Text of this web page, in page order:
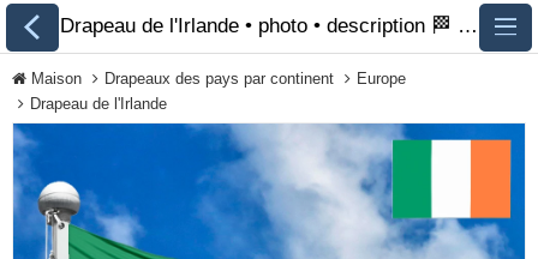
Tous les drapeaux
Drapeau de l'Irlande • photo • description 🏁 FlagsSite.com
Maison Drapeaux des pays par continent
Europe
Drapeau de l'Irlande